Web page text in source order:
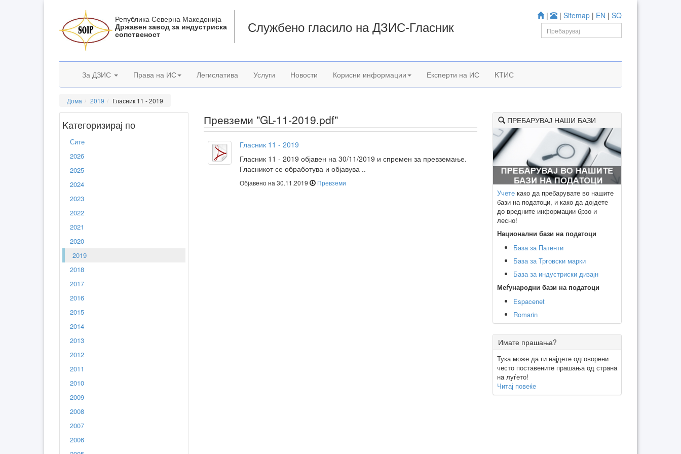
| | Sitemap | EN | SQ
Република Северна Македонија
Државен завод за индустриска
сопственост Службено гласило на ДЗИС-Гласник
За ДЗИС Права на ИС Легислатива Услуги Новости Корисни информации Експерти на ИС KTИС
Дома 2019 Гласник 11 - 2019
Kатегоризирај по
Сите
2026
2025
2024
2023
2022
2021
2020
2019
2018
2017
2016
2015
2014
2013
2012
2011
2010
2009
2008
2007
2006
Превземи "GL-11-2019.pdf"
Гласник 11 - 2019
Гласник 11 - 2019 објавен на 30/11/2019 и спремен за превземање.
Гласникот се обработува и објавува ..
Објавено на 30.11.2019 Превземи
ПРЕБАРУВАЈ НАШИ БАЗИ
Учете како да пребарувате во нашите
бази на податоци, и како да дојдете
до вредните информации брзо и
лесно!
Национални бази на податоци
База за Патенти
База за Трговски марки
База за индустриски дизајн
Меѓународни бази на податоци
Espacenet
Romarin
Имате прашања?
Тука може да ги најдете одговорени
често поставените прашања од страна
на луѓето!
Читај повеќе